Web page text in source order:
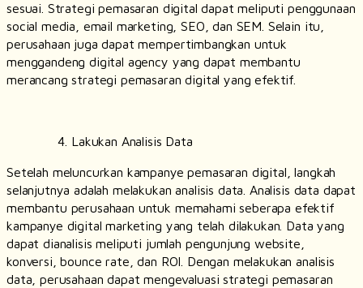
sesuai. Strategi pemasaran digital dapat meliputi penggunaan
social media, email marketing, SEO, dan SEM. Selain itu,
perusahaan juga dapat mempertimbangkan untuk
menggandeng digital agency yang dapat membantu
merancang strategi pemasaran digital yang efektif.
Lakukan Analisis Data
Setelah meluncurkan kampanye pemasaran digital, langkah
selanjutnya adalah melakukan analisis data. Analisis data dapat
membantu perusahaan untuk memahami seberapa efektif
kampanye digital marketing yang telah dilakukan. Data yang
dapat dianalisis meliputi jumlah pengunjung website,
konversi, bounce rate, dan ROI. Dengan melakukan analisis
data, perusahaan dapat mengevaluasi strategi pemasaran